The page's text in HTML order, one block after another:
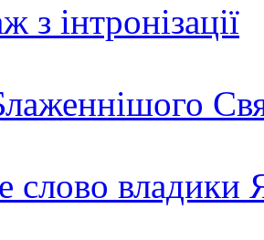
з інтронізації
слово владики